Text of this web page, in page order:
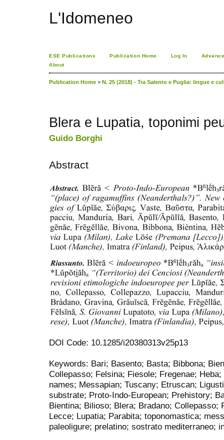
L'Idomeneo
ESE Publications Publication Home Log In
About
Publication Home > N. 25 (2018) - Tra Salento e Puglia: lingue e
Blera e Lupatia, toponimi
Guido Borghi
Abstract
DOI Code: 10.1285/i20380313v25p13
Keywords: Bari; Basento; Basta; Bibbona;
Collepasso; Felsina; Fiesole; Fregenae;
names; Messapian; Tuscany; Etruscan;
substrate; Proto-Indo-European; Prehistory;
Bientina; Bilioso; Blera; Bradano; Collepasso;
Lecce; Lupatia; Parabita; toponomastica;
paleoligure; prelatino; sostrato mediterraneo;